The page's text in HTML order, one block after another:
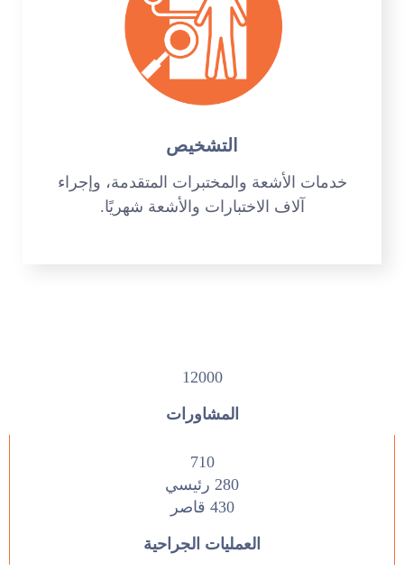
التشخيص
خدمات الأشعة والمختبرات المتقدمة، وإجراء
آلاف الاختبارات والأشعة شهريًا.
12000
المشاورات
710
280 رئيسي
430 قاصر
العمليات الجراحية